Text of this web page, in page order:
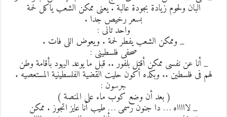
البان ولحوم زيادة بجودة عالبة . يعنى ممكن الشعب ياكل لحمة
بسعر رخيص جدا .
واحد تانى :
_ وممكن الشعب يفطر لحمة . ويعوض اللى فات .
صحفى فلسطينى :
_ أنا عن نفسى ممكن أقتل بلفور .. قبل ما يوعد اليهود بأقامة وطن
لهم فى فلسطين .. وبكده أكون حليت القضية الفلسطينية المستعصيه .
جرسون :
( بعد أن وضع كوب ماء على المنصة )
_ لاااااه … دا جنون رسمى … طيب أنا عايز اتجوز . ممكن